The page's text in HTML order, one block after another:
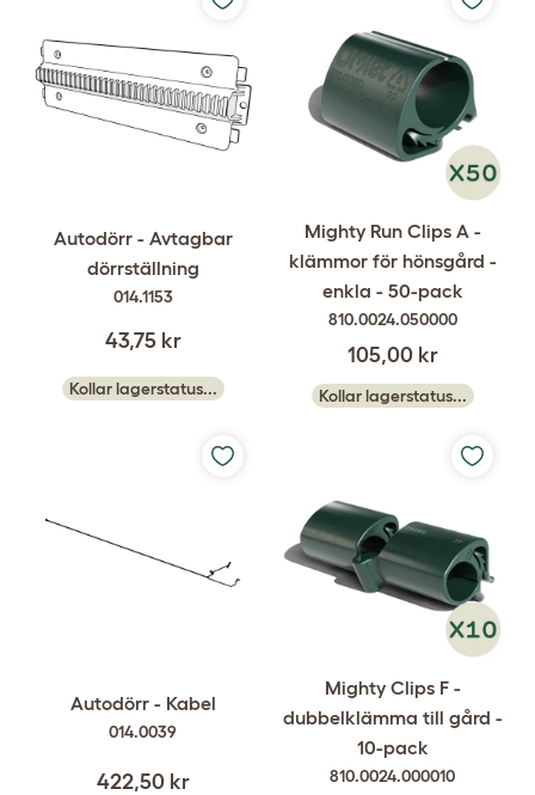
Autodörr - Avtagbar
dörrställning
014.1153
43,75 kr
Kollar lagerstatus...
Mighty Run Clips A -
klämmor för hönsgård -
enkla - 50-pack
810.0024.050000
105,00 kr
Kollar lagerstatus...
Autodörr - Kabel
014.0039
422,50 kr
Mighty Clips F -
dubbelklämma till gård -
10-pack
810.0024.000010